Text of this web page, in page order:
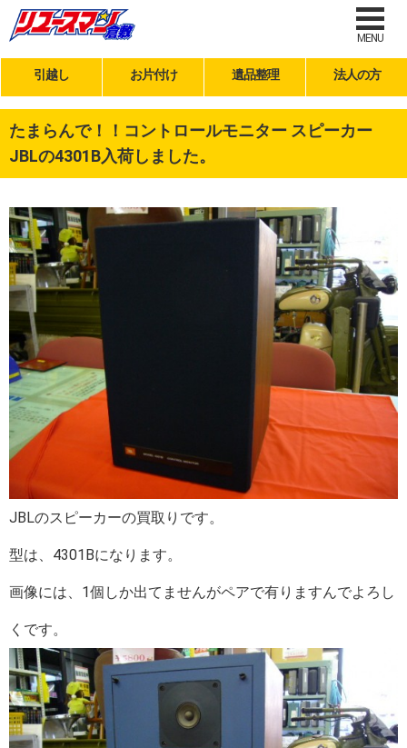
MENU
引越し お片付け 遺品整理 法人の方
たまらんで！！コントロールモニター スピーカー
JBLの4301B入荷しました。
JBLのスピーカーの買取りです。
型は、4301Bになります。
画像には、1個しか出てませんがペアで有りますんでよろし
くです。